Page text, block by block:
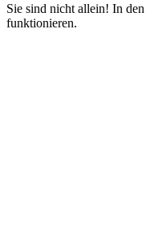
Sie sind nicht allein! In
funktionieren.